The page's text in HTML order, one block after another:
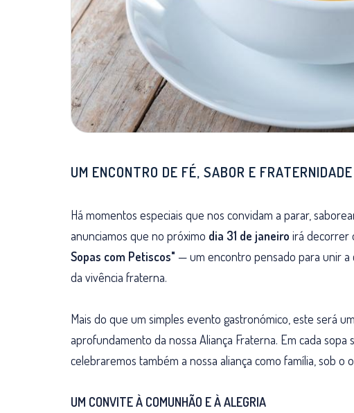
UM ENCONTRO DE FÉ, SABOR E
Há momentos especiais que nos convidam a parar,
anunciamos que no próximo dia 31 de janeiro irá decorrer
Sopas com Petiscos" — um encontro pensado para unir a
da vivência fraterna.
Mais do que um simples evento gastronómico, este será
aprofundamento da nossa Aliança Fraterna. Em cada sopa
celebraremos também a nossa aliança como família, sob o
UM CONVITE À COMUNHÃO E À ALEGRIA